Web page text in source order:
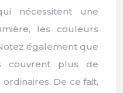
nécessitent une
les couleurs
également que
couvrent plus de
De ce fait,